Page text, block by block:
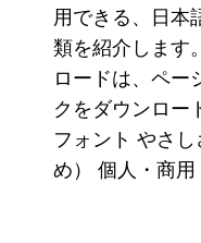
用できる、日本
類を紹介します
ロードは、ペー
クをダウンロー
フォント やさ
め） 個人・商用